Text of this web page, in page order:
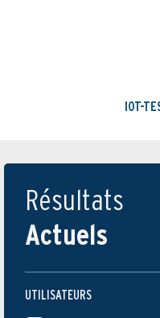
IOT-
Résultats
Actuels
UTILISATEURS